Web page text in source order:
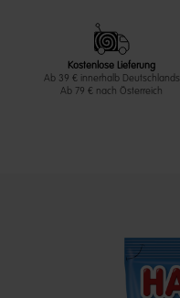
Kostenlose Lieferung
Ab 39 € innerhalb Deutschlands
Ab 79 € nach Österreich